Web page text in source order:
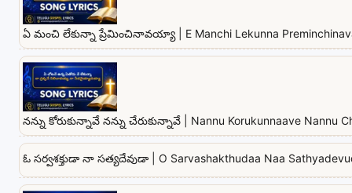
ఏ మంచి లేకున్నా ప్రేమించినావయ్యా | E Manchi Lekunna
నన్ను కోరుకున్నావే నన్ను చేరుకున్నావే | Nannu Korukunnaave Nannu
ఓ సర్వశక్తుడా నా సత్యదేవుడా | O Sarvashakthudaa Naa